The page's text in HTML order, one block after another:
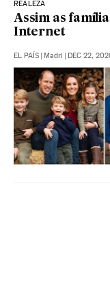
REALEZA
Assim as
Internet
EL PAÍS Madri DEC 22,